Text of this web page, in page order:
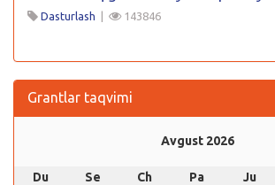
Dasturlash | 143846
Grantlar taqvimi
Avgust 2026
Du Se Ch Pa Ju